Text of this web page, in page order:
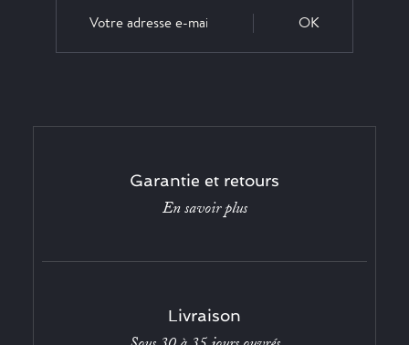
OK
Garantie et retours
En savoir plus
Livraison